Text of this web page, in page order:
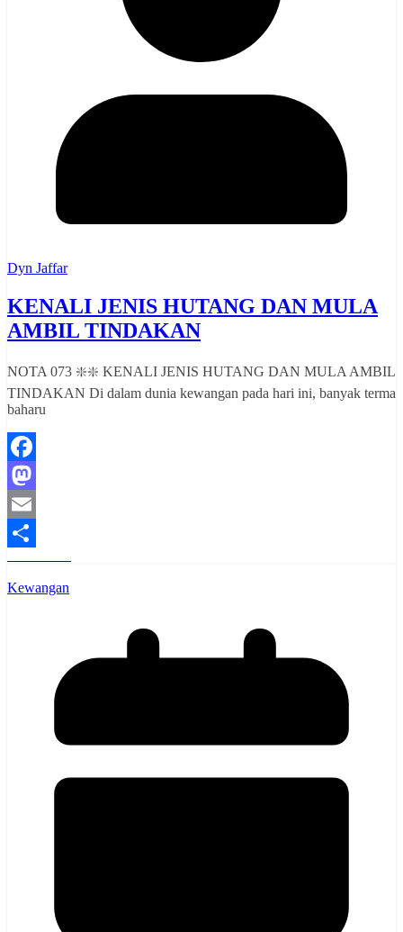
Dyn Jaffar
KENALI JENIS HUTANG DAN MULA
AMBIL TINDAKAN
NOTA 073 ❇️❇️ KENALI JENIS HUTANG DAN MULA AMBIL
TINDAKAN Di dalam dunia kewangan pada hari ini, banyak terma
baharu
Facebook
Mastodon
Email
Share
Kewangan